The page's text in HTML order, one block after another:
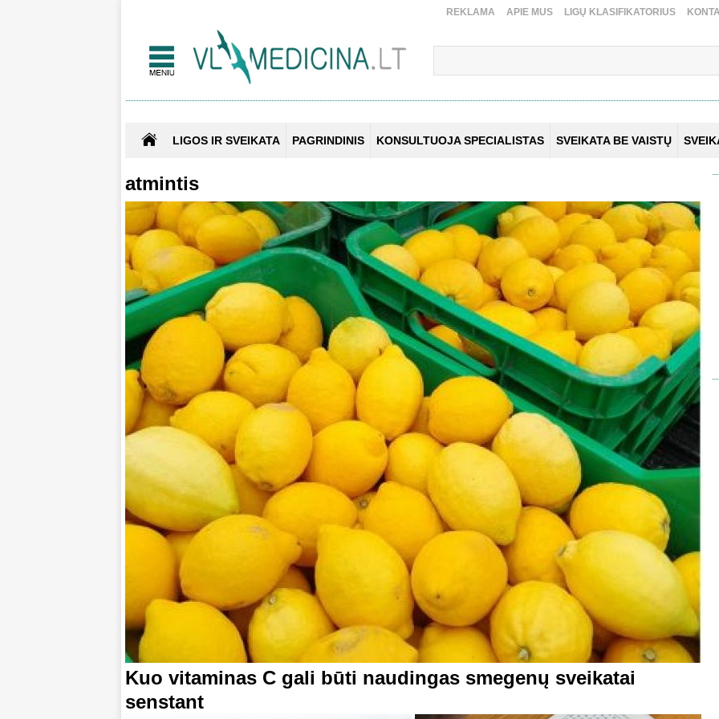
REKLAMA APIE MUS LIGŲ KLASIFIKATORIUS
LIGOS IR SVEIKATA PAGRINDINIS KONSULTUOJA SPECIALISTAS SVEIKATA BE VAISTŲ
atmintis
Kuo vitaminas C gali būti naudingas smegenų sveikatai
senstant